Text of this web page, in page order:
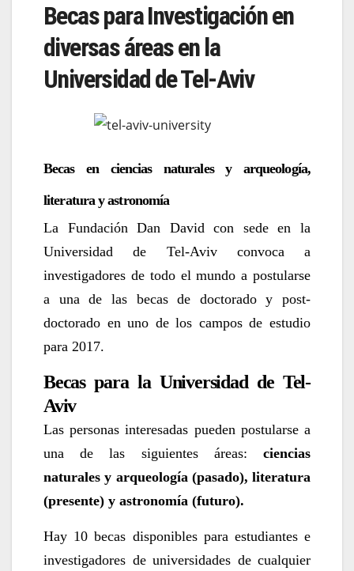
Becas para Investigación en
diversas áreas en la
Universidad de Tel-Aviv
Becas en ciencias naturales y arqueología,
literatura y astronomía
La Fundación Dan David con sede en la
Universidad de Tel-Aviv convoca a
investigadores de todo el mundo a postularse
a una de las becas de doctorado y post-
doctorado en uno de los campos de estudio
para 2017.
Becas para la Universidad de Tel-
Aviv
Las personas interesadas pueden postularse a
una de las siguientes áreas: ciencias
naturales y arqueología (pasado), literatura
(presente) y astronomía (futuro).
Hay 10 becas disponibles para estudiantes e
investigadores de universidades de cualquier